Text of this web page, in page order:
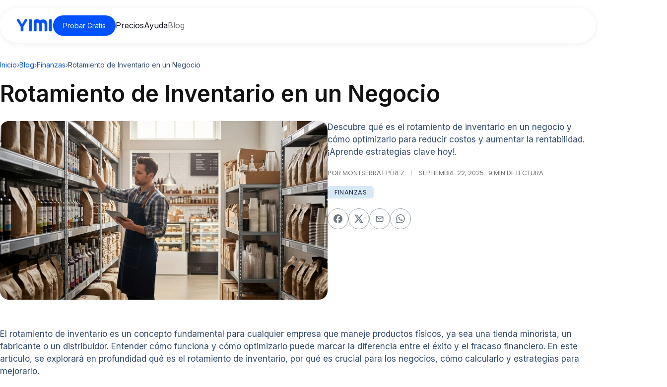
Probar Gratis PreciosAyudaBlog
Inicio›Blog›Finanzas›Rotamiento de Inventario en un Negocio
Rotamiento de Inventario en un Negocio
Descubre qué es el rotamiento de inventario en un negocio y
cómo optimizarlo para reducir costos y aumentar la rentabilidad.
¡Aprende estrategias clave hoy!.
POR MONTSERRAT PÉREZ | SEPTIEMBRE 22, 2025 · 9 MIN DE LECTURA
FINANZAS
El rotamiento de inventario es un concepto fundamental para cualquier empresa que maneje productos físicos, ya sea una tienda minorista, un
fabricante o un distribuidor. Entender cómo funciona y cómo optimizarlo puede marcar la diferencia entre el éxito y el fracaso financiero. En este
artículo, se explorará en profundidad qué es el rotamiento de inventario, por qué es crucial para los negocios, cómo calcularlo y estrategias para
mejorarlo.